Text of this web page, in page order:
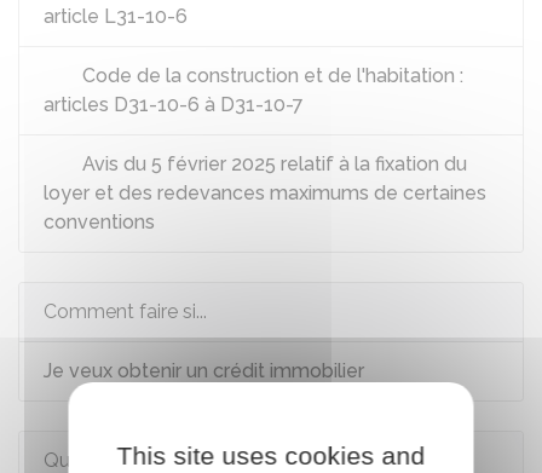
article L31-10-6
Code de la construction et de l'habitation :
articles D31-10-6 à D31-10-7
Avis du 5 février 2025 relatif à la fixation du
loyer et des redevances maximums de certaines
conventions
Comment faire si...
Je veux obtenir un crédit immobilier
Questions ? Réponses !
This site uses cookies and